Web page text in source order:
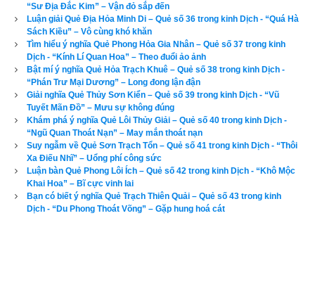
Xem bói sim
4. Ứng dụng quẻ Lôi Thiên Đại Tráng vào cuộc sống,
kinh doanh
Ứng dụng Quẻ Lôi Thiên Đại Tráng trong cuộc sống: Ta phải
có kế hoạch cho cuộc đời ngay từ thủa bé. Ta phải biết ta phải
làm những gì, sẽ làm những gì; và cố gắng thực hiện nó.
Nhưng đôi khi, kế hoạch dự định đó khó, thì ta cần phải có chí
khí và dũng cảm.
Thấy việc nghĩa nhất định phải làm.
“Sư Địa Đắc Kim” – Vận đỏ sắp đến
Luận giải Quẻ Địa Hỏa Minh Di – Quẻ số 36 trong kinh Dịch - “Quá Hà
Sách Kiều” – Vô cùng khó khăn
Tìm hiểu ý nghĩa Quẻ Phong Hỏa Gia Nhân – Quẻ số 37 trong kinh
Dịch - “Kính Lí Quan Hoa” – Theo đuổi ảo ảnh
Bật mí ý nghĩa Quẻ Hỏa Trạch Khuê – Quẻ số 38 trong kinh Dịch -
“Phán Trư Mại Dương” – Long đong lận đận
Giải nghĩa Quẻ Thủy Sơn Kiển – Quẻ số 39 trong kinh Dịch - “Vũ
Tuyết Mãn Đồ” – Mưu sự không đúng
Khám phá ý nghĩa Quẻ Lôi Thủy Giải – Quẻ số 40 trong kinh Dịch -
“Ngũ Quan Thoát Nạn” – May mắn thoát nạn
Suy ngẫm về Quẻ Sơn Trạch Tổn – Quẻ số 41 trong kinh Dịch - “Thôi
Xa Điếu Nhĩ” – Uổng phí công sức
Luận bàn Quẻ Phong Lôi Ích – Quẻ số 42 trong kinh Dịch - “Khô Mộc
Khai Hoa” – Bĩ cực vinh lai
Bạn có biết ý nghĩa Quẻ Trạch Thiên Quải – Quẻ số 43 trong kinh
Dịch - “Du Phong Thoát Võng” – Gặp hung hoá cát